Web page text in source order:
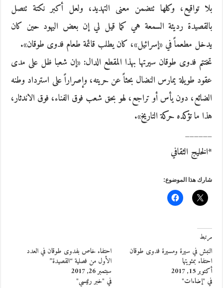
بلا تواقيع، وكلها تتضمن معنى التهديد، ولعل أكبر نكتة تتصل
بالقصيدة رديئة السمعة هي كما قيل لي إن بعض اليهود حين كان
يدخل مطعماً في «إسرائيل»، كان يطلب قائمة طعام فدوى طوقان».
تختتم فدوى طوقان سيرتها بهذا المقطع الدال: «إن شعبا ظل على مدى
عقود طويلة يمارس النضال بحثاً عن حريته، وإصراراً على استرداد وطنه
الضائع، دون يأس أو تراجع، لهو بحق شعب فوق الفناء، فوق الاندثار،
هذا ما تؤكده حركة التاريخ».
______
*الخليج الثقافي
شارك هذا الموضوع:
مرتبط
النبش في سيرة ومسيرة فدوى طوقان
احتفاء بمئويتها
أكتوبر 15, 2017
في "إضاءات"
احتفاء خاص بفدوى طوقان في العدد
الأول من فصلية “القصيدة”
سبتمبر 26, 2017
في "خبر رئيسي"